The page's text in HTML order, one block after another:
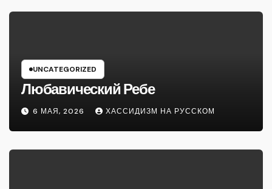
UNCATEGORIZED
Любавический Ребе
6 МАЯ, 2026 ХАССИДИЗМ НА РУССКОМ